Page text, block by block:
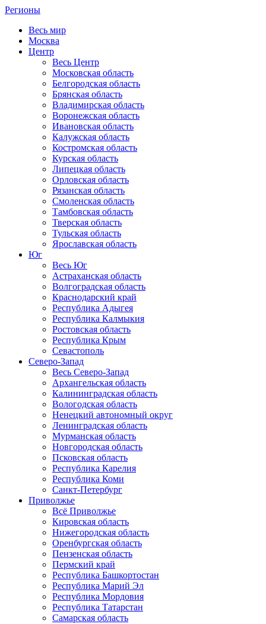
Регионы
Весь мир
Москва
Центр
Весь Центр
Московская область
Белгородская область
Брянская область
Владимирская область
Воронежская область
Ивановская область
Калужская область
Костромская область
Курская область
Липецкая область
Орловская область
Рязанская область
Смоленская область
Тамбовская область
Тверская область
Тульская область
Ярославская область
Юг
Весь Юг
Астраханская область
Волгоградская область
Краснодарский край
Республика Адыгея
Республика Калмыкия
Ростовская область
Республика Крым
Севастополь
Северо-Запад
Весь Северо-Запад
Архангельская область
Калининградская область
Вологодская область
Ненецкий автономный округ
Ленинградская область
Мурманская область
Новгородская область
Псковская область
Республика Карелия
Республика Коми
Санкт-Петербург
Приволжье
Всё Приволжье
Кировская область
Нижегородская область
Оренбургская область
Пензенская область
Пермский край
Республика Башкортостан
Республика Марий Эл
Республика Мордовия
Республика Татарстан
Самарская область